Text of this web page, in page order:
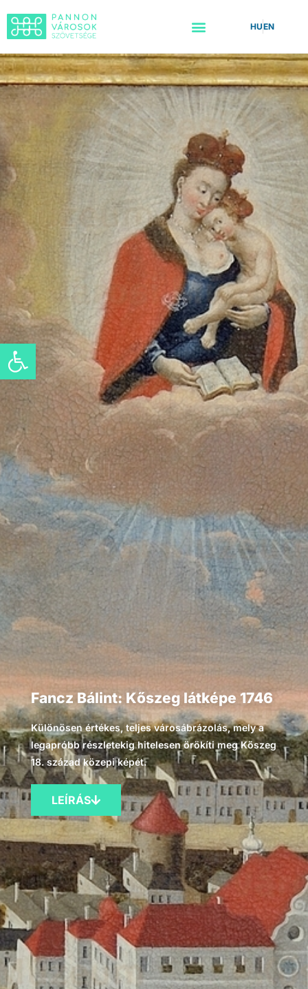
Eszköztár megnyitása
HUEN
Fancz Bálint: Kőszeg látképe 1746
Különösen értékes, teljes városábrázolás, mely a
legapróbb részletekig hitelesen örökíti meg Kőszeg
18. század közepi képét.
LEÍRÁS